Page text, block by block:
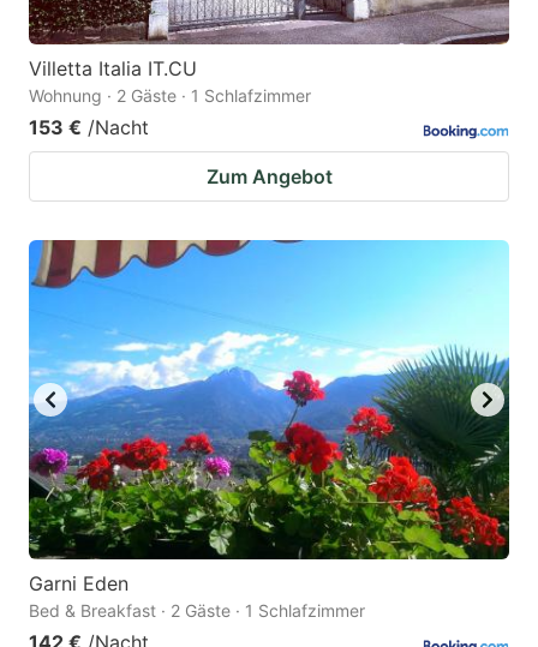
Villetta Italia IT.CU
Wohnung · 2 Gäste · 1 Schlafzimmer
153 € /Nacht
Zum Angebot
Garni Eden
Bed & Breakfast · 2 Gäste · 1 Schlafzimmer